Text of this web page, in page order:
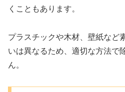
くこともあります。
プラスチックや木材、壁紙など
いは異なるため、適切な方法で
ん。